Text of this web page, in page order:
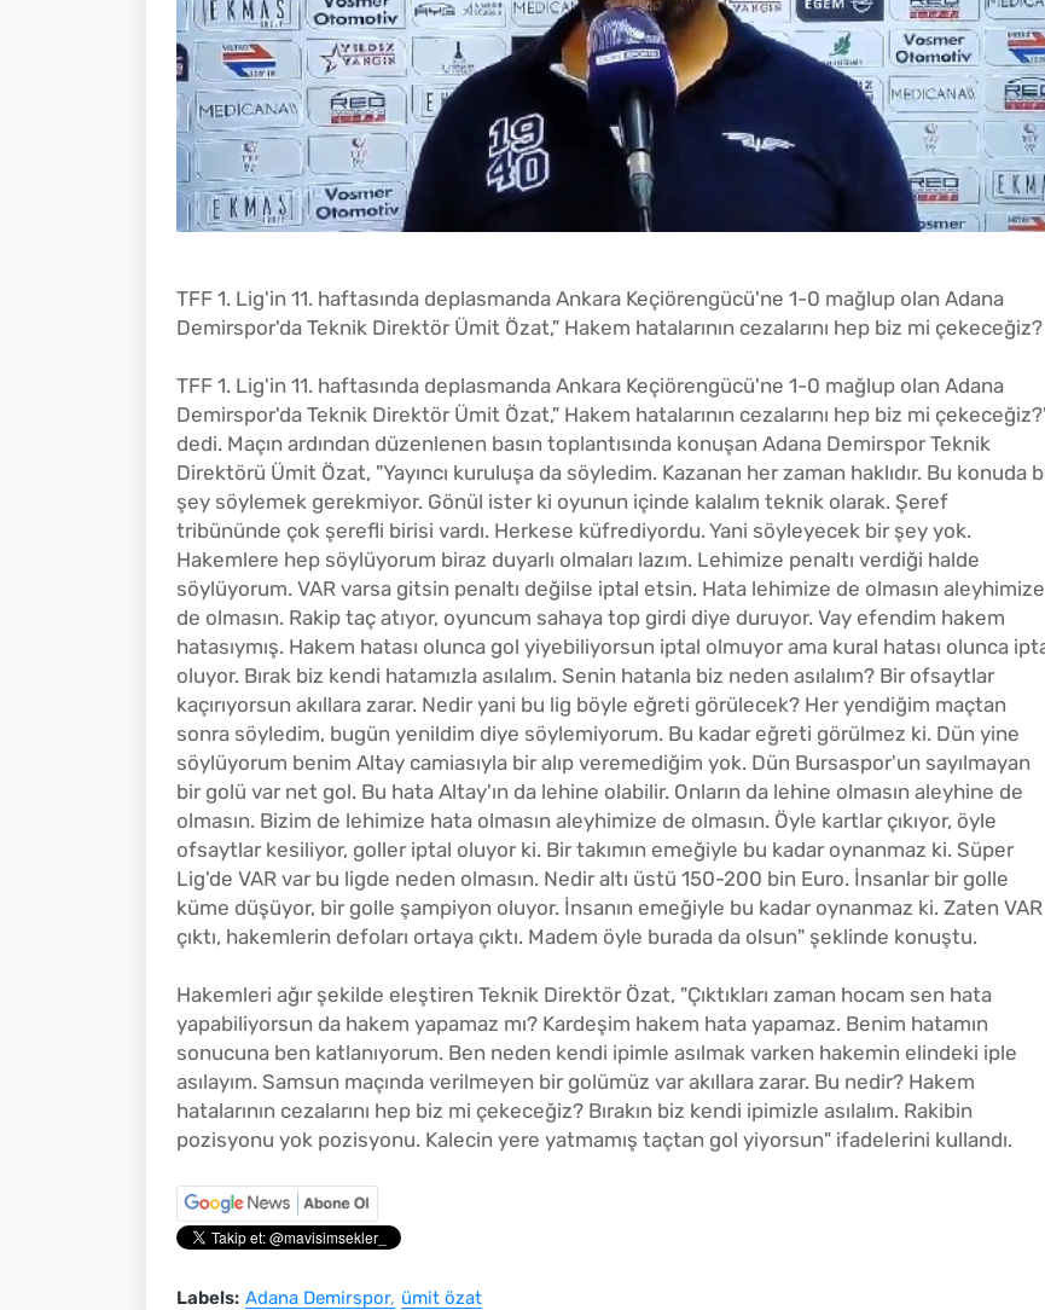
TFF 1. Lig'in 11. haftasında deplasmanda Ankara Keçiörengücü'ne 1-0 mağlup olan Adana
Demirspor'da Teknik Direktör Ümit Özat," Hakem hatalarının cezalarını hep biz mi çekeceğiz?
TFF 1. Lig'in 11. haftasında deplasmanda Ankara Keçiörengücü'ne 1-0 mağlup olan Adana
Demirspor'da Teknik Direktör Ümit Özat," Hakem hatalarının cezalarını hep biz mi
dedi. Maçın ardından düzenlenen basın toplantısında konuşan Adana Demirspor Teknik
Direktörü Ümit Özat, "Yayıncı kuruluşa da söyledim. Kazanan her zaman haklıdır. Bu konuda
şey söylemek gerekmiyor. Gönül ister ki oyunun içinde kalalım teknik olarak. Şeref
tribününde çok şerefli birisi vardı. Herkese küfrediyordu. Yani söyleyecek bir şey yok.
Hakemlere hep söylüyorum biraz duyarlı olmaları lazım. Lehimize penaltı verdiği halde
söylüyorum. VAR varsa gitsin penaltı değilse iptal etsin. Hata lehimize de olmasın aleyhimize
de olmasın. Rakip taç atıyor, oyuncum sahaya top girdi diye duruyor. Vay efendim hakem
hatasıymış. Hakem hatası olunca gol yiyebiliyorsun iptal olmuyor ama kural hatası olunca
oluyor. Bırak biz kendi hatamızla asılalım. Senin hatanla biz neden asılalım? Bir ofsaytlar
kaçırıyorsun akıllara zarar. Nedir yani bu lig böyle eğreti görülecek? Her yendiğim maçtan
sonra söyledim, bugün yenildim diye söylemiyorum. Bu kadar eğreti görülmez ki. Dün yine
söylüyorum benim Altay camiasıyla bir alıp veremediğim yok. Dün Bursaspor'un sayılmayan
bir golü var net gol. Bu hata Altay'ın da lehine olabilir. Onların da lehine olmasın aleyhine de
olmasın. Bizim de lehimize hata olmasın aleyhimize de olmasın. Öyle kartlar çıkıyor, öyle
ofsaytlar kesiliyor, goller iptal oluyor ki. Bir takımın emeğiyle bu kadar oynanmaz ki. Süper
Lig'de VAR var bu ligde neden olmasın. Nedir altı üstü 150-200 bin Euro. İnsanlar bir golle
küme düşüyor, bir golle şampiyon oluyor. İnsanın emeğiyle bu kadar oynanmaz ki. Zaten VAR
çıktı, hakemlerin defoları ortaya çıktı. Madem öyle burada da olsun" şeklinde konuştu.
Hakemleri ağır şekilde eleştiren Teknik Direktör Özat, "Çıktıkları zaman hocam sen hata
yapabiliyorsun da hakem yapamaz mı? Kardeşim hakem hata yapamaz. Benim hatamın
sonucuna ben katlanıyorum. Ben neden kendi ipimle asılmak varken hakemin elindeki iple
asılayım. Samsun maçında verilmeyen bir golümüz var akıllara zarar. Bu nedir? Hakem
hatalarının cezalarını hep biz mi çekeceğiz? Bırakın biz kendi ipimizle asılalım. Rakibin
pozisyonu yok pozisyonu. Kalecin yere yatmamış taçtan gol yiyorsun" ifadelerini kullandı.
Labels: Adana Demirspor ümit özat